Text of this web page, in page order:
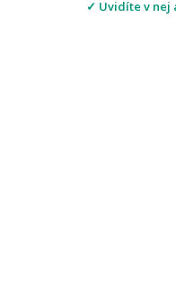
✓ Uvidíte v nej